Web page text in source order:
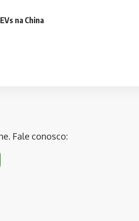
na China
Fale conosco: